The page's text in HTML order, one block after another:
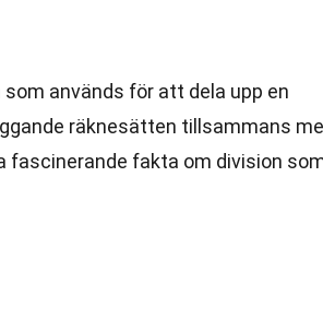
används för att dela upp en
räknesätten tillsammans
fascinerande fakta om division